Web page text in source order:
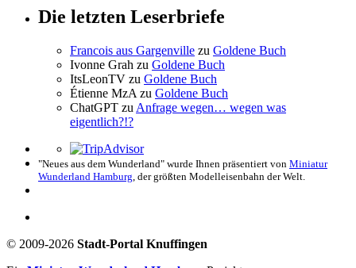
Die letzten Leserbriefe
Francois aus Gargenville zu Goldene Buch
Ivonne Grah zu Goldene Buch
ItsLeonTV zu Goldene Buch
Étienne MzA zu Goldene Buch
ChatGPT zu Anfrage wegen… wegen was
eigentlich?!?
"Neues aus dem Wunderland" wurde Ihnen präsentiert von Miniatur
Wunderland Hamburg , der größten Modelleisenbahn der Welt.
© 2009-2026 Stadt-Portal Knuffingen